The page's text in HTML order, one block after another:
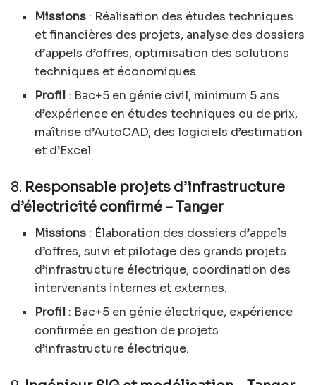
Missions : Réalisation des études techniques
et financières des projets, analyse des dossiers
d’appels d’offres, optimisation des solutions
techniques et économiques.
Profil : Bac+5 en génie civil, minimum 5 ans
d’expérience en études techniques ou de prix,
maîtrise d’AutoCAD, des logiciels d’estimation
et d’Excel.
8. Responsable projets d’infrastructure
d’électricité confirmé – Tanger
Missions : Élaboration des dossiers d’appels
d’offres, suivi et pilotage des grands projets
d’infrastructure électrique, coordination des
intervenants internes et externes.
Profil : Bac+5 en génie électrique, expérience
confirmée en gestion de projets
d’infrastructure électrique.